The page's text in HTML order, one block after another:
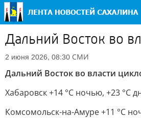
Дальний Восток во
2 июня 2026, 08:30 СМИ
Дальний Восток во власти
Хабаровск +14 °C ночью, +23 °C
Комсомольск-на-Амуре +11 °C